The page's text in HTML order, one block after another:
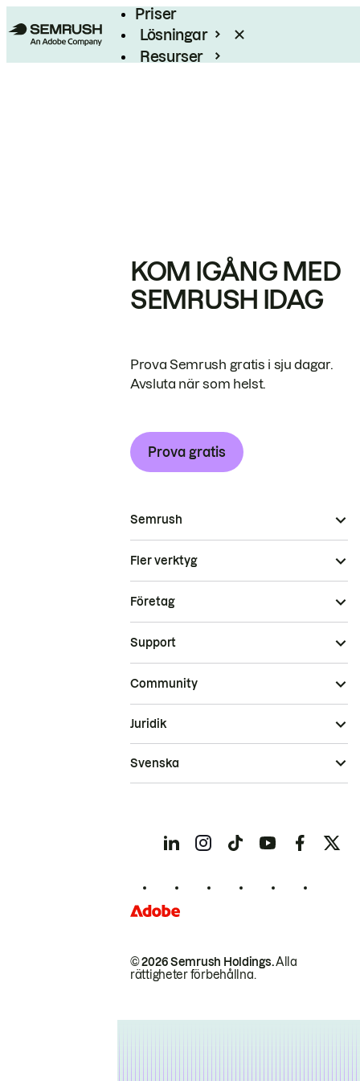
Priser
Lösningar
Resurser
KOM IGÅNG MED
SEMRUSH IDAG
Prova Semrush gratis i sju dagar.
Avsluta när som helst.
Prova gratis
Semrush
Fler verktyg
Företag
Support
Community
© 2026 Semrush Holdings.Alla
rättigheter förbehållna.
Juridik
Svenska